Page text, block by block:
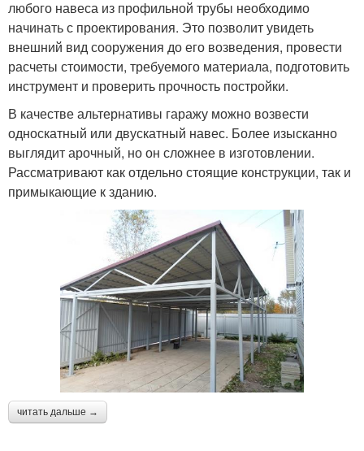
любого навеса из профильной трубы необходимо
начинать с проектирования. Это позволит увидеть
внешний вид сооружения до его возведения, провести
расчеты стоимости, требуемого материала, подготовить
инструмент и проверить прочность постройки.
В качестве альтернативы гаражу можно возвести
односкатный или двускатный навес. Более изысканно
выглядит арочный, но он сложнее в изготовлении.
Рассматривают как отдельно стоящие конструкции, так и
примыкающие к зданию.
читать дальше →